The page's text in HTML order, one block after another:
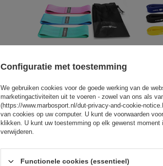
weerstandsbanden - Marbo
Sport
35,50 €
30,18 €
Configuratie met toestemming
We gebruiken cookies voor de goede werking van de
marketingactiviteiten uit te voeren - zowel van ons als
(https://www.marbosport.nl/dut-privacy-and-cookie-
van cookies op uw computer. U kunt de voorwaarden
klikken. U kunt uw toestemming op elk gewenst
verwijderen.
Functionele cookies (essentieel)